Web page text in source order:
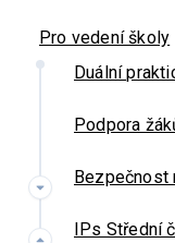
Pro vedení školy
Podpora
Bezpečnost
IPs Střední